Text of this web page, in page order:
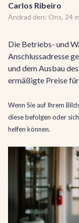
Carlos Ribeiro
Ändrad den: Ons, 24
Die Betriebs- und
Anschlussadresse
und dem Ausbau
ermäßigte Preise
Wenn Sie auf Ihrem
diese befolgen oder
helfen können.